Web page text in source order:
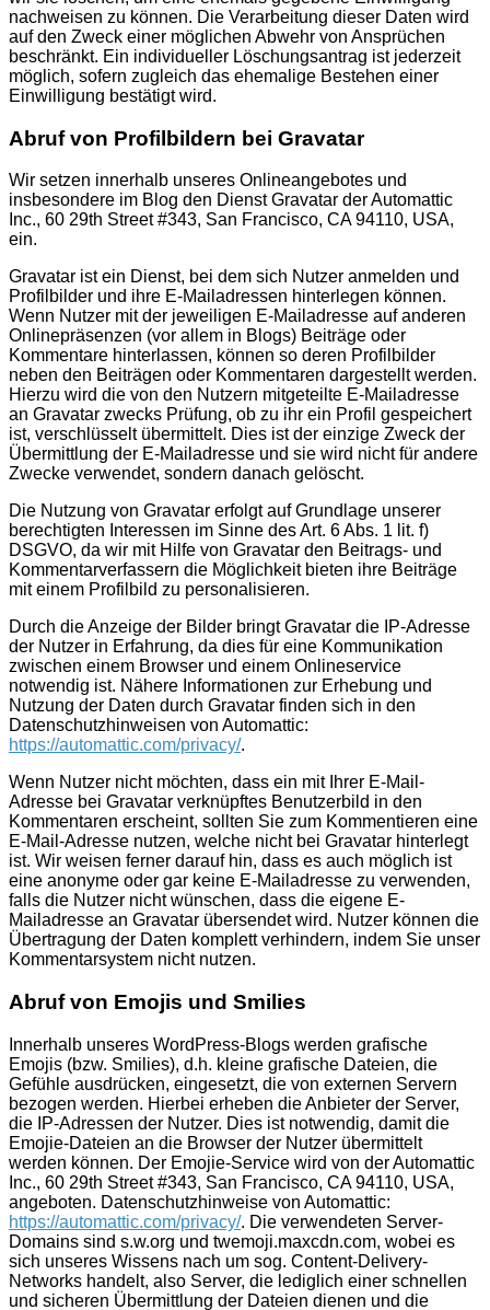
nachweisen zu können. Die Verarbeitung dieser Daten wird
auf den Zweck einer möglichen Abwehr von Ansprüchen
beschränkt. Ein individueller Löschungsantrag ist jederzeit
möglich, sofern zugleich das ehemalige Bestehen einer
Einwilligung bestätigt wird.
Abruf von Profilbildern bei Gravatar
Wir setzen innerhalb unseres Onlineangebotes und
insbesondere im Blog den Dienst Gravatar der Automattic
Inc., 60 29th Street #343, San Francisco, CA 94110, USA,
ein.
Gravatar ist ein Dienst, bei dem sich Nutzer anmelden und
Profilbilder und ihre E-Mailadressen hinterlegen können.
Wenn Nutzer mit der jeweiligen E-Mailadresse auf anderen
Onlinepräsenzen (vor allem in Blogs) Beiträge oder
Kommentare hinterlassen, können so deren Profilbilder
neben den Beiträgen oder Kommentaren dargestellt werden.
Hierzu wird die von den Nutzern mitgeteilte E-Mailadresse
an Gravatar zwecks Prüfung, ob zu ihr ein Profil gespeichert
ist, verschlüsselt übermittelt. Dies ist der einzige Zweck der
Übermittlung der E-Mailadresse und sie wird nicht für andere
Zwecke verwendet, sondern danach gelöscht.
Die Nutzung von Gravatar erfolgt auf Grundlage unserer
berechtigten Interessen im Sinne des Art. 6 Abs. 1 lit. f)
DSGVO, da wir mit Hilfe von Gravatar den Beitrags- und
Kommentarverfassern die Möglichkeit bieten ihre Beiträge
mit einem Profilbild zu personalisieren.
Durch die Anzeige der Bilder bringt Gravatar die IP-Adresse
der Nutzer in Erfahrung, da dies für eine Kommunikation
zwischen einem Browser und einem Onlineservice
notwendig ist. Nähere Informationen zur Erhebung und
Nutzung der Daten durch Gravatar finden sich in den
Datenschutzhinweisen von Automattic:
https://automattic.com/privacy/.
Wenn Nutzer nicht möchten, dass ein mit Ihrer E-Mail-
Adresse bei Gravatar verknüpftes Benutzerbild in den
Kommentaren erscheint, sollten Sie zum Kommentieren eine
E-Mail-Adresse nutzen, welche nicht bei Gravatar hinterlegt
ist. Wir weisen ferner darauf hin, dass es auch möglich ist
eine anonyme oder gar keine E-Mailadresse zu verwenden,
falls die Nutzer nicht wünschen, dass die eigene E-
Mailadresse an Gravatar übersendet wird. Nutzer können die
Übertragung der Daten komplett verhindern, indem Sie unser
Kommentarsystem nicht nutzen.
Abruf von Emojis und Smilies
Innerhalb unseres WordPress-Blogs werden grafische
Emojis (bzw. Smilies), d.h. kleine grafische Dateien, die
Gefühle ausdrücken, eingesetzt, die von externen Servern
bezogen werden. Hierbei erheben die Anbieter der Server,
die IP-Adressen der Nutzer. Dies ist notwendig, damit die
Emojie-Dateien an die Browser der Nutzer übermittelt
werden können. Der Emojie-Service wird von der Automattic
Inc., 60 29th Street #343, San Francisco, CA 94110, USA,
angeboten. Datenschutzhinweise von Automattic:
https://automattic.com/privacy/. Die verwendeten Server-
Domains sind s.w.org und twemoji.maxcdn.com, wobei es
sich unseres Wissens nach um sog. Content-Delivery-
Networks handelt, also Server, die lediglich einer schnellen
und sicheren Übermittlung der Dateien dienen und die